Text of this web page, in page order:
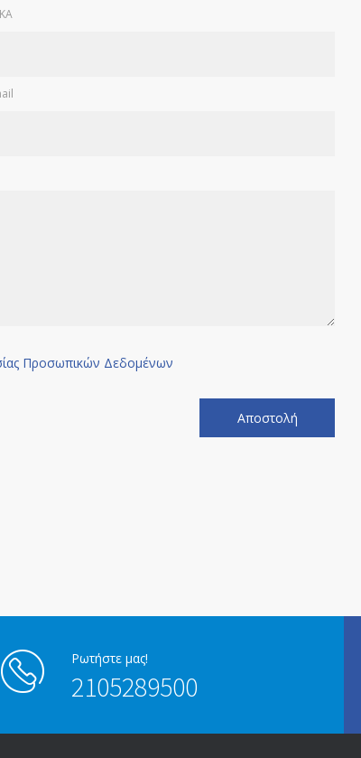
Προσωπικών Δεδομένων
Ρωτήστε μας!
2105289500